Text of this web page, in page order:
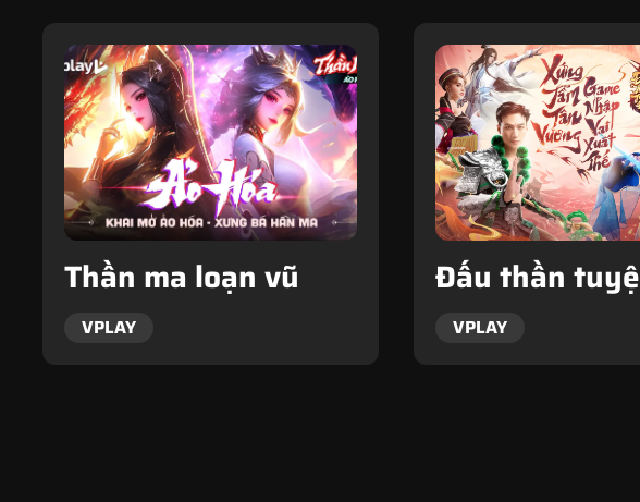
Thần ma loạn vũ
VPLAY
Đấu thần
VPLAY